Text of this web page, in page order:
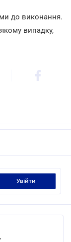
до виконання.
випадку,
увійти